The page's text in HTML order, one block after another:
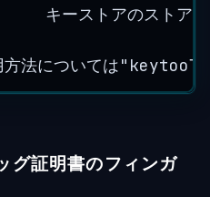
ーストアのストア・
法については" keytool -
証明書のフィンガ